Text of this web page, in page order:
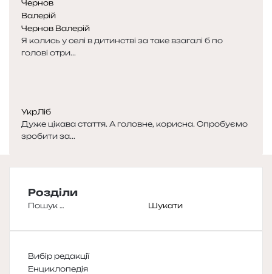
Чернов Валерій
Я колись у селі в дитинстві за таке взагалі б по
голові отри...
УкрЛіб
Дуже цікава стаття. А головне, корисна. Спробуємо
зробити за...
Розділи
Пошук:
Вибір редакції
Енциклопедія